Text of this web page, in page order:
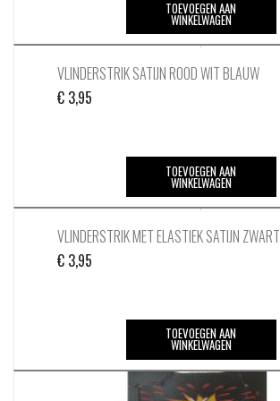
TOEVOEGEN AAN
WINKELWAGEN
VLINDERSTRIK SATIJN ROOD WIT BLAUW
€ 3,95
TOEVOEGEN AAN
WINKELWAGEN
VLINDERSTRIK MET ELASTIEK SATIJN ZWART
€ 3,95
TOEVOEGEN AAN
WINKELWAGEN